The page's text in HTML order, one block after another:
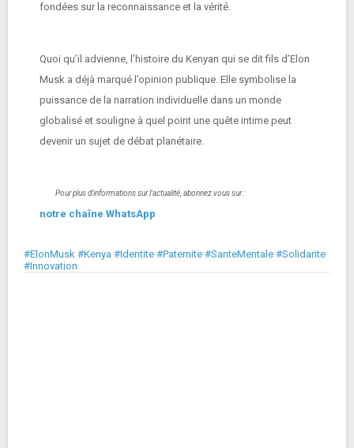
fondées sur la reconnaissance et la vérité.
Quoi qu’il advienne, l’histoire du Kenyan qui se dit fils d’Elon
Musk a déjà marqué l’opinion publique. Elle symbolise la
puissance de la narration individuelle dans un monde
globalisé et souligne à quel point une quête intime peut
devenir un sujet de débat planétaire.
Pour plus d'informations sur l'actualité, abonnez vous sur :
notre chaîne WhatsApp
#ElonMusk #Kenya #Identite #Paternite #SanteMentale #Solidarite
#Innovation